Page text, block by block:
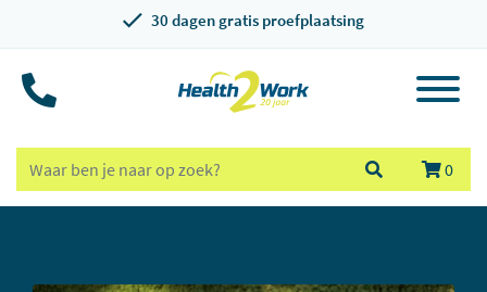
30 dagen gratis proefplaatsing
0